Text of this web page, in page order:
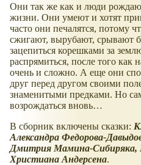
Они так же как и люди
жизни. Они умеют и хотят
часто они печалятся, потому
сжигают, вырубают, срывают
зацепиться корешками за
распрямиться, после того как
очень и сложно. А еще они
друг перед другом своими
знаменитыми предками. Но
возрождаться вновь…
В сборник включены сказки:
Александра Федорова-
Дмитрия Мамина-Сибиряка,
Христиана Андерсена.